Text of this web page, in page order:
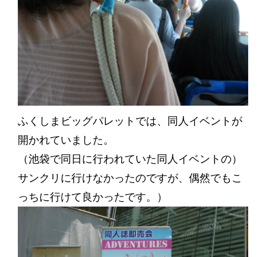
ふくしまビッグパレットでは、同人イベントが
開かれていました。
（池袋で同日に行われていた同人イベントの）
サンクリに行けなかったのですが、偶然でもこ
っちに行けて良かったです。）